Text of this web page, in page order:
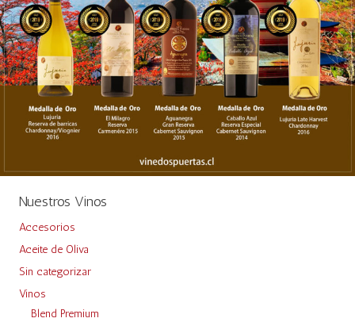
Nuestros Vinos
Accesorios
Aceite de Oliva
Sin categorizar
Vinos
Blend Premium